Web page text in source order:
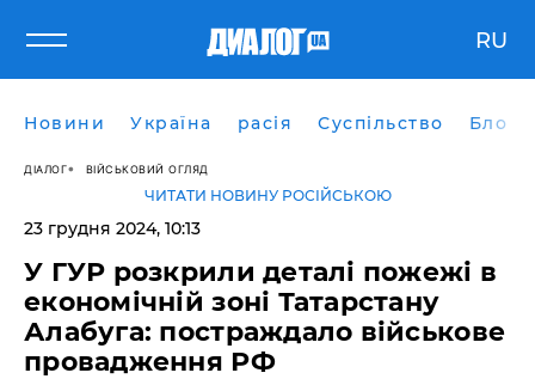
RU
Новини Україна расія Суспільство Блоги
ДІАЛОГ ВІЙСЬКОВИЙ ОГЛЯД
ЧИТАТИ НОВИНУ РОСІЙСЬКОЮ
23 грудня 2024, 10:13
У ГУР розкрили деталі пожежі в
економічній зоні Татарстану
Алабуга: постраждало військове
провадження РФ